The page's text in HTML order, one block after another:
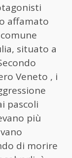
affamato
situato a
Veneto , i
pascoli
più
di morire